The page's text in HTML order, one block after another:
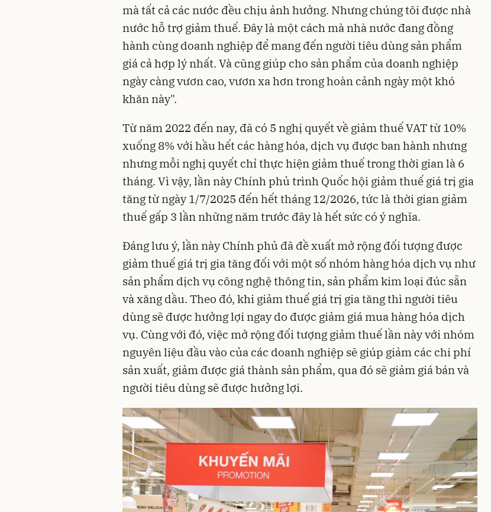
mà tất cả các nước đều chịu ảnh hưởng. Nhưng chúng tôi được nhà
nước hỗ trợ giảm thuế. Đây là một cách mà nhà nước đang đồng
hành cùng doanh nghiệp để mang đến người tiêu dùng sản phẩm
giá cả hợp lý nhất. Và cũng giúp cho sản phẩm của doanh nghiệp
ngày càng vươn cao, vươn xa hơn trong hoàn cảnh ngày một khó
khăn này".
Từ năm 2022 đến nay, đã có 5 nghị quyết về giảm thuế VAT từ 10%
xuống 8% với hầu hết các hàng hóa, dịch vụ được ban hành nhưng
nhưng mỗi nghị quyết chỉ thực hiện giảm thuế trong thời gian là 6
tháng. Vì vậy, lần này Chính phủ trình Quốc hội giảm thuế giá trị gia
tăng từ ngày 1/7/2025 đến hết tháng 12/2026, tức là thời gian giảm
thuế gấp 3 lần những năm trước đây là hết sức có ý nghĩa.
Đáng lưu ý, lần này Chính phủ đã đề xuất mở rộng đối tượng được
giảm thuế giá trị gia tăng đối với một số nhóm hàng hóa dịch vụ như
sản phẩm dịch vụ công nghệ thông tin, sản phẩm kim loại đúc sẵn
và xăng dầu. Theo đó, khi giảm thuế giá trị gia tăng thì người tiêu
dùng sẽ được hưởng lợi ngay do được giảm giá mua hàng hóa dịch
vụ. Cùng với đó, việc mở rộng đối tượng giảm thuế lần này với nhóm
nguyên liệu đầu vào của các doanh nghiệp sẽ giúp giảm các chi phí
sản xuất, giảm được giá thành sản phẩm, qua đó sẽ giảm giá bán và
người tiêu dùng sẽ được hưởng lợi.